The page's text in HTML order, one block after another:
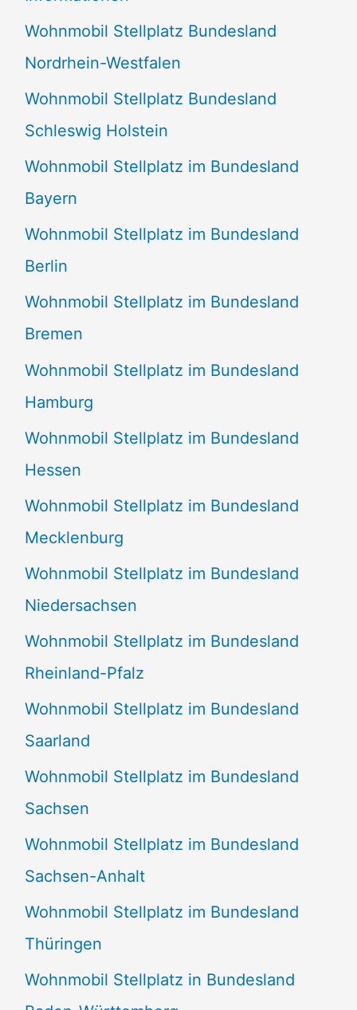
n
n
a
c
h
:
Wohnmobil Stellplatz Bundesland
Nordrhein-Westfalen
Wohnmobil Stellplatz Bundesland
Schleswig Holstein
Wohnmobil Stellplatz im Bundesland
Bayern
Wohnmobil Stellplatz im Bundesland
Berlin
Wohnmobil Stellplatz im Bundesland
Bremen
Wohnmobil Stellplatz im Bundesland
Hamburg
Wohnmobil Stellplatz im Bundesland
Hessen
Wohnmobil Stellplatz im Bundesland
Mecklenburg
Wohnmobil Stellplatz im Bundesland
Niedersachsen
Wohnmobil Stellplatz im Bundesland
Rheinland-Pfalz
Wohnmobil Stellplatz im Bundesland
Saarland
Wohnmobil Stellplatz im Bundesland
Sachsen
Wohnmobil Stellplatz im Bundesland
Sachsen-Anhalt
Wohnmobil Stellplatz im Bundesland
Thüringen
Wohnmobil Stellplatz in Bundesland